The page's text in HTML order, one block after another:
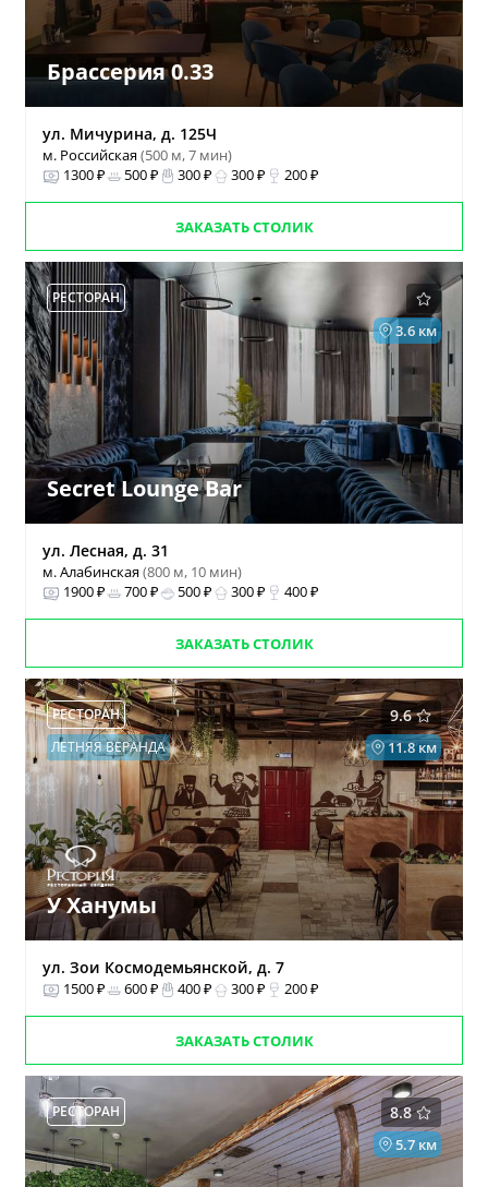
Брассерия 0.33
ул. Мичурина, д. 125Ч
м. Российская(500 м, 7 мин)
1300 ₽
500 ₽ 300 ₽ 300 ₽ 200 ₽
ЗАКАЗАТЬ СТОЛИК
РЕСТОРАН
3.6 км
Secret Lounge Bar
ул. Лесная, д. 31
м. Алабинская(800 м, 10 мин)
1900 ₽
700 ₽ 500 ₽ 300 ₽ 400 ₽
ЗАКАЗАТЬ СТОЛИК
9.6
РЕСТОРАН
11.8 км
ЛЕТНЯЯ ВЕРАНДА
У Ханумы
ул. Зои Космодемьянской, д. 7
1500 ₽ 600 ₽ 400 ₽ 300 ₽ 200 ₽
ЗАКАЗАТЬ СТОЛИК
8.8
РЕСТОРАН
5.7 км